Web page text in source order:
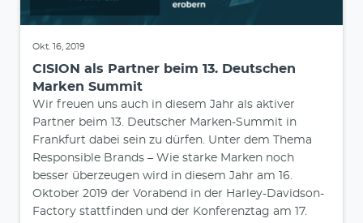
Okt. 16, 2019
CISION als Partner beim 13. Deutschen
Marken Summit
Wir freuen uns auch in diesem Jahr als aktiver
Partner beim 13. Deutscher Marken-Summit in
Frankfurt dabei sein zu dürfen. Unter dem Thema
Responsible Brands – Wie starke Marken noch
besser überzeugen wird in diesem Jahr am 16.
Oktober 2019 der Vorabend in der Harley-Davidson-
Factory stattfinden und der Konferenztag am 17.